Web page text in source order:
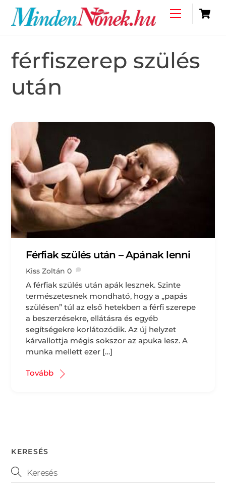
content
Menu
férfiszerep szülés
után
Férfiak szülés után – Apának lenni
Kiss Zoltán 0
A férfiak szülés után apák lesznek. Szinte
természetesnek mondható, hogy a „papás
szülésen” túl az első hetekben a férfi szerepe
a beszerzésekre, ellátásra és egyéb
segítségekre korlátozódik. Az új helyzet
kárvallottja mégis sokszor az apuka lesz. A
munka mellett ezer […]
Tovább
KERESÉS